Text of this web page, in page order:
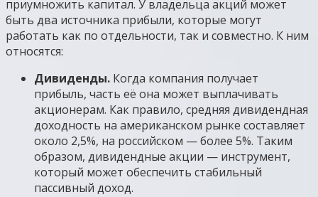
приумножить капитал. У владельца акций может
быть два источника прибыли, которые могут
работать как по отдельности, так и совместно. К ним
относятся:
Дивиденды. Когда компания получает
прибыль, часть её она может выплачивать
акционерам. Как правило, средняя дивидендная
доходность на американском рынке составляет
около 2,5%, на российском — более 5%. Таким
образом, дивидендные акции — инструмент,
который может обеспечить стабильный
пассивный доход.